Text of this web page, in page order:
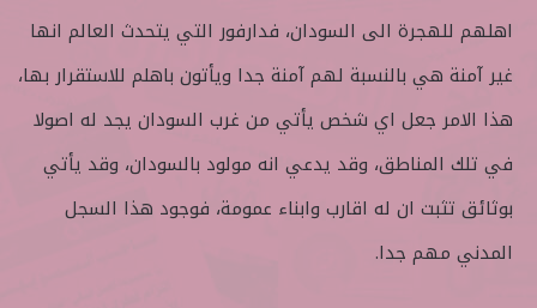
اهلهم للهجرة الى السودان، فدارفور التي يتحدث العالم انها
غير آمنة هي بالنسبة لهم آمنة جدا ويأتون باهلم للاستقرار بها،
هذا الامر جعل اي شخص يأتي من غرب السودان يجد له اصولا
في تلك المناطق، وقد يدعي انه مولود بالسودان، وقد يأتي
بوثائق تثبت ان له اقارب وابناء عمومة، فوجود هذا السجل
المدني مهم جدا.